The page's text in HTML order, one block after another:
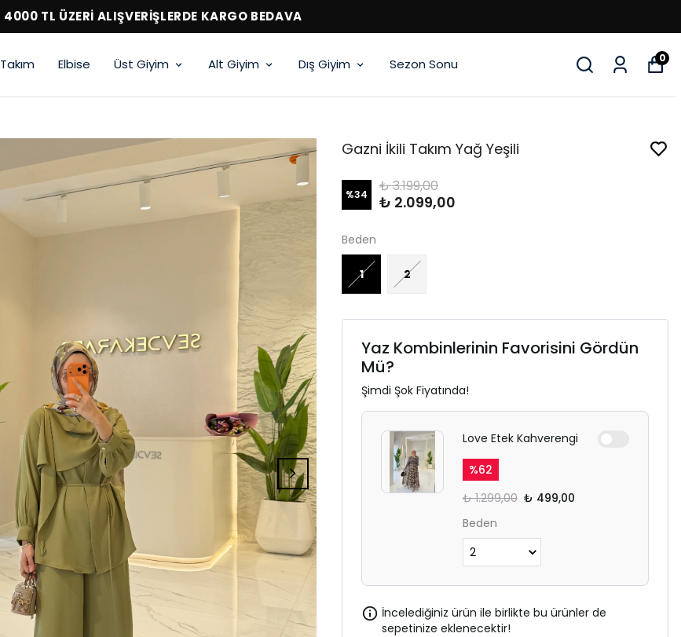
4000 TL ÜZERİ ALIŞVERİŞLERDE KARGO BEDAVA
Takım Elbise Üst Giyim Alt Giyim Dış Giyim Sezon Sonu 0
Gazni İkili Takım Yağ Yeşili
%34 ₺ 3.199,00
₺ 2.099,00
Beden
1 2
Yaz Kombinlerinin Favorisini Gördün
Mü?
Şimdi Şok Fiyatında!
Love Etek Kahverengi
%62
₺ 1.299,00 ₺ 499,00
Beden
İncelediğiniz ürün ile birlikte bu ürünler de
sepetinize eklenecektir!